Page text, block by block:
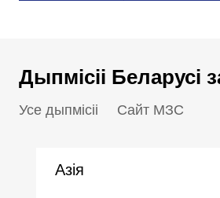
Дыпмісіі Беларусі
Усе дыпмісіі Сайт МЗС
Азія